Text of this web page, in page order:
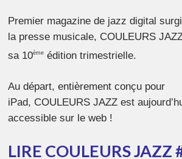
Premier magazine de jazz digital
la presse musicale, COULEURS
sa 10ème édition trimestrielle.
Au départ, entièrement conçu pour
iPad, COULEURS JAZZ est
accessible sur le web !
LIRE COULEURS JAZZ